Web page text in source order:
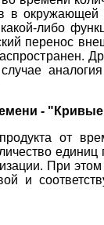
в
либо
перенос
-
от
единиц
При
и